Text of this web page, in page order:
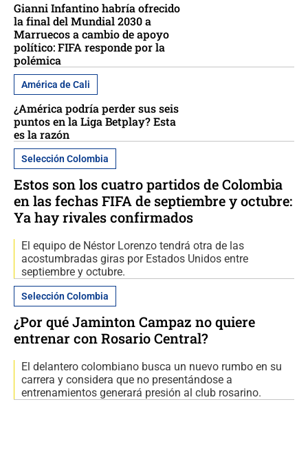
Gianni Infantino habría ofrecido
la final del Mundial 2030 a
Marruecos a cambio de apoyo
político: FIFA responde por la
polémica
América de Cali
¿América podría perder sus seis
puntos en la Liga Betplay? Esta
es la razón
Selección Colombia
Estos son los cuatro partidos de Colombia
en las fechas FIFA de septiembre y octubre:
Ya hay rivales confirmados
El equipo de Néstor Lorenzo tendrá otra de las
acostumbradas giras por Estados Unidos entre
septiembre y octubre.
Selección Colombia
¿Por qué Jaminton Campaz no quiere
entrenar con Rosario Central?
El delantero colombiano busca un nuevo rumbo en su
carrera y considera que no presentándose a
entrenamientos generará presión al club rosarino.